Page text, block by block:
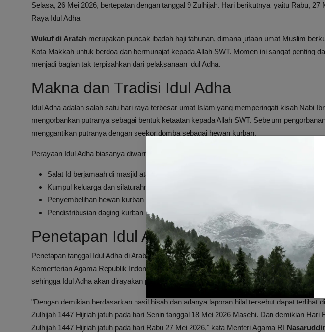
Selasa, 26 Mei 2026, bertepatan dengan tanggal 9 Zulhijah. Hari berikutnya, yaitu Rabu, 27
Raya Idul Adha.
Wukuf di Arafah merupakan puncak ibadah haji tahunan, dimana jutaan umat Muslim
Kota Makkah untuk berdoa dan bermunajat kepada Allah SWT. Momen ini sangat penting
menjadi bagian tak terpisahkan dari pelaksanaan Idul Adha.
Makna dan Tradisi Idul Adha
Idul Adha adalah salah satu hari raya terbesar umat Islam yang memperingati kisah Nabi
mengorbankan putranya sebagai bentuk ketaatan kepada Allah SWT. Sebelum
menggantikan putranya dengan seekor domba sebagai hewan kurban.
Perayaan Idul Adha biasanya diwarnai dengan:
Salat Id berjamaah di masjid atau lapangan terbuka
Kumpul keluarga dan silaturahmi
Penyembelihan hewan kurban seperti sapi, kambing, atau domba
Pendistribusian daging kurban kepada kerabat, fakir miskin, dan masyarakat yang
Penetapan Idul Adha di Indonesia
Penetapan tanggal Idul Adha di Arab Saudi ternyata sejalan dengan hasil sidang isbat yang
Kementerian Agama Republik Indonesia telah menetapkan tanggal 1 Zulhijah 1447 Hijriah
sehingga Idul Adha akan dirayakan pada Rabu, 27 Mei 2026.
"Dengan demikian berdasarkan hasil hisab dan adanya laporan hilal tersebut dapat terlihat
Zulhijah 1447 Hijriah jatuh pada hari Senin tanggal 18 Mei 2026 Masehi. Dan demikian Hari
Zulhijah 1447 Hijriah jatuh pada hari Rabu 27 Mei 2026," kata Menteri Agama RI